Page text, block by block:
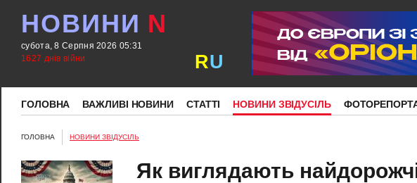
НОВИНИ N
субота, 8 Серпня 2026 05:31
1627 днів війни
RU
ГОЛОВНА ВАЖЛИВІ НОВИНИ СТАТТІ НОВИНИ ЗВІДУСІЛЬ
ГОЛОВНА НОВИНИ ЗВІДУСІЛЬ
Як виглядають